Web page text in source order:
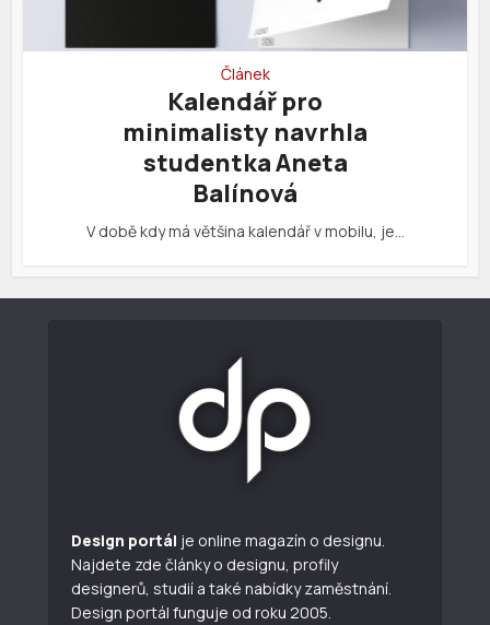
Článek
Kalendář pro
minimalisty navrhla
studentka Aneta
Balínová
V době kdy má většina kalendář v mobilu, je…
Design portál je online magazín o designu.
Najdete zde články o designu, profily
designerů, studií a také nabídky zaměstnání.
Design portál funguje od roku 2005.